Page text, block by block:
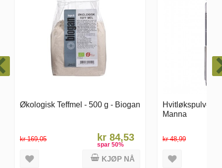
Hvitløkspulver - 45 g - Økologisk -
kr 48,99 kr 44,09
spar 11%
KJØP NÅ
Koenzym Q10 -
Pulver - 70 gram
kr 859,05